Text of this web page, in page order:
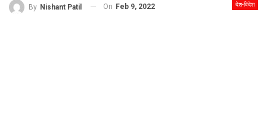
देश-विदेश
By Nishant Patil On Feb 9, 2022